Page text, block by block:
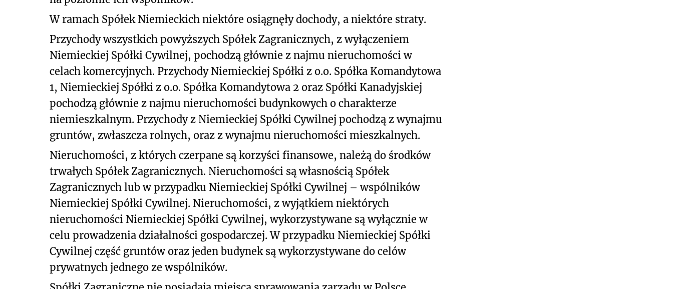
W ramach Spółek Niemieckich niektóre osiągnęły dochody, a niektóre straty.
Przychody wszystkich powyższych Spółek Zagranicznych, z wyłączeniem
Niemieckiej Spółki Cywilnej, pochodzą głównie z najmu nieruchomości w
celach komercyjnych. Przychody Niemieckiej Spółki z o.o. Spółka Komandytowa
1, Niemieckiej Spółki z o.o. Spółka Komandytowa 2 oraz Spółki Kanadyjskiej
pochodzą głównie z najmu nieruchomości budynkowych o charakterze
niemieszkalnym. Przychody z Niemieckiej Spółki Cywilnej pochodzą z wynajmu
gruntów, zwłaszcza rolnych, oraz z wynajmu nieruchomości mieszkalnych.
Nieruchomości, z których czerpane są korzyści finansowe, należą do środków
trwałych Spółek Zagranicznych. Nieruchomości są własnością Spółek
Zagranicznych lub w przypadku Niemieckiej Spółki Cywilnej – wspólników
Niemieckiej Spółki Cywilnej. Nieruchomości, z wyjątkiem niektórych
nieruchomości Niemieckiej Spółki Cywilnej, wykorzystywane są wyłącznie w
celu prowadzenia działalności gospodarczej. W przypadku Niemieckiej Spółki
Cywilnej część gruntów oraz jeden budynek są wykorzystywane do celów
prywatnych jednego ze wspólników.